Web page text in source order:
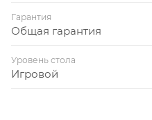
Гарантия
Общая гарантия
Уровень стола
Игровой